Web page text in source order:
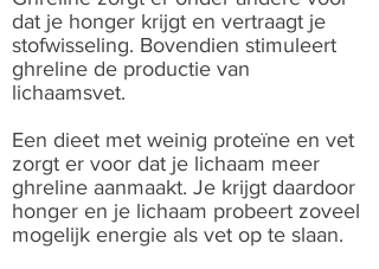
dat je honger krijgt en vertraagt je
stofwisseling. Bovendien stimuleert
ghreline de productie van
lichaamsvet.
Een dieet met weinig proteïne en vet
zorgt er voor dat je lichaam meer
ghreline aanmaakt. Je krijgt daardoor
honger en je lichaam probeert zoveel
mogelijk energie als vet op te slaan.